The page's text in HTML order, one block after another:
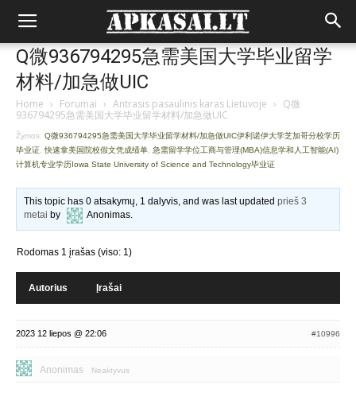
Q微936794295急需美国大学毕业留学
材料/加急做UIC
Home › Forumai › Antrasis pasaulinis karas Lietuvoje › Q微
936794295急需美国大学毕业留学材料/加急做UIC
Žymos: Q微936794295急需美国大学毕业留学材料/加急做UIC伊利诺伊大学芝加哥分校学历
毕业证 快速拿美国院校假文凭成绩单 急需留学学位工商与管理(MBA)信息学和人工智能(AI)
计算机专业学历Iowa State University of Science and Technology毕业证
This topic has 0 atsakymų, 1 dalyvis, and was last updatedprieš 3
metai by Anonimas.
Rodomas 1 įrašas (viso: 1)
Autorius Įrašai
2023 12 liepos @ 22:06 #10996
Anonimas Neaktyvus